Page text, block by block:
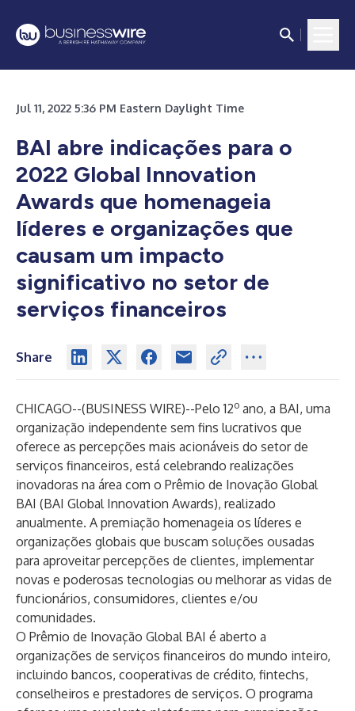
Jul 11, 2022 5:36 PM Eastern Daylight Time
BAI abre indicações para o
2022 Global Innovation
Awards que homenageia
líderes e organizações que
causam um impacto
significativo no setor de
serviços financeiros
Share
CHICAGO--(BUSINESS WIRE)--Pelo 12o ano, a BAI, uma
organização independente sem fins lucrativos que
oferece as percepções mais acionáveis do setor de
serviços financeiros, está celebrando realizações
inovadoras na área com o Prêmio de Inovação Global
BAI (BAI Global Innovation Awards), realizado
anualmente. A premiação homenageia os líderes e
organizações globais que buscam soluções ousadas
para aproveitar percepções de clientes, implementar
novas e poderosas tecnologias ou melhorar as vidas de
funcionários, consumidores, clientes e/ou
comunidades.
O Prêmio de Inovação Global BAI é aberto a
organizações de serviços financeiros do mundo inteiro,
incluindo bancos, cooperativas de crédito, fintechs,
conselheiros e prestadores de serviços. O programa